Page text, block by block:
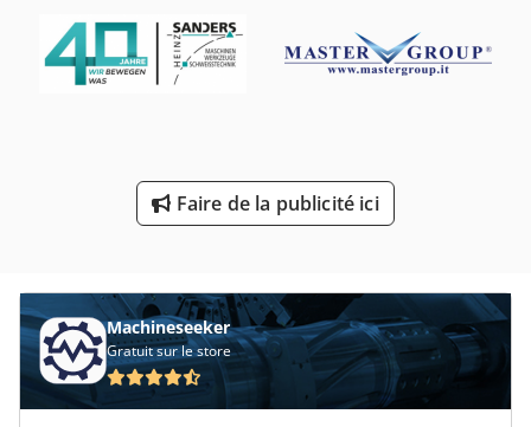
Machines De Construction De Route
Machines De Nettoyage
Véhicule De Travail
Faire de la publicité ici
Machineseeker
Gratuit sur le store